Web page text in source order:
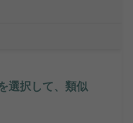
選択して、類似